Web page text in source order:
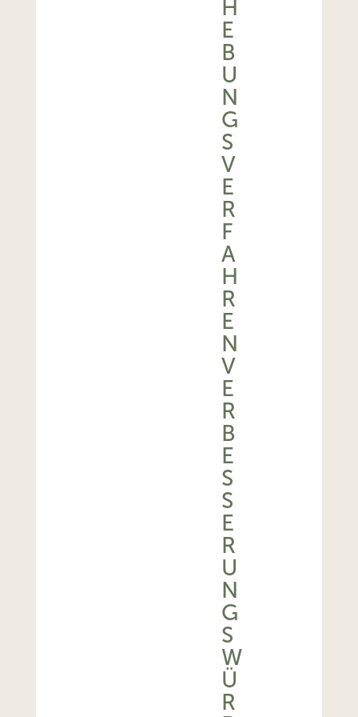
H
E
B
U
N
G
S
V
E
R
F
A
H
R
E
N
V
E
R
B
E
S
S
E
R
U
N
G
S
W
Ü
R